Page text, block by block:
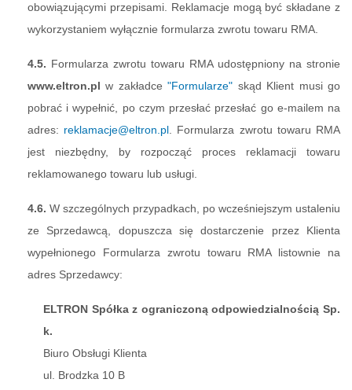
obowiązującymi przepisami. Reklamacje mogą być składane z
wykorzystaniem wyłącznie formularza zwrotu towaru RMA.
4.5. Formularza zwrotu towaru RMA udostępniony na stronie
www.eltron.pl w zakładce"Formularze" skąd Klient musi go
pobrać i wypełnić, po czym przesłać przesłać go e-mailem na
adres: reklamacje@eltron.pl . Formularza zwrotu towaru RMA
jest niezbędny, by rozpocząć proces reklamacji towaru
reklamowanego towaru lub usługi.
4.6. W szczególnych przypadkach, po wcześniejszym ustaleniu
ze Sprzedawcą, dopuszcza się dostarczenie przez Klienta
wypełnionego Formularza zwrotu towaru RMA listownie na
adres Sprzedawcy:
ELTRON Spółka z ograniczoną odpowiedzialnością Sp.
k.
Biuro Obsługi Klienta
ul. Brodzka 10 B